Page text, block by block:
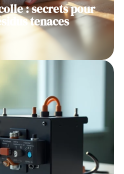
: secrets pour
tenaces